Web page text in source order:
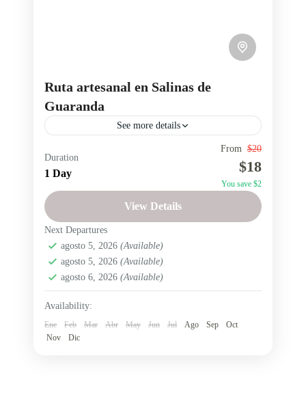
Ruta artesanal en Salinas de
Guaranda
See more details
chocolate artesanal ecuador
experiencias auténticas Ecuador
pueblos mágicos del Ecuador
quesos artesanales Ecuador
Ruta artesanal en Salinas de Guaranda
Salinas de Guaranda turismo
textiles de Salinas de Guaranda
Duration
1 Day
From $20
$18
You save $2
View Details
Next Departures
agosto 5, 2026 (Available)
agosto 5, 2026 (Available)
agosto 6, 2026 (Available)
Availability:
Ene Feb Mar Abr May Jun Jul Ago Sep
Oct
Nov
Dic